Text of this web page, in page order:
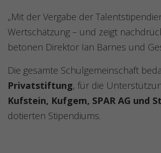
„Mit der Vergabe der
Wertschätzung – und zeigt
betonen Direktor Ian Barnes und
Die gesamte Schulgemeinschaft
Privatstiftung, für die
Kufstein, Kufgem, SPAR AG und
dotierten Stipendiums.